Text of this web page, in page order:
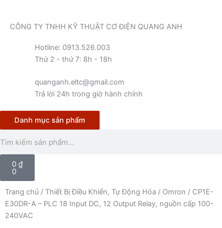
CÔNG TY TNHH KỸ THUẬT CƠ ĐIỆN QUANG ANH
Hotline: 0913.526.003
Thứ 2 - thứ 7: 8h - 18h
quanganh.eltc@gmail.com
Trả lời 24h trong giờ hành chính
Danh mục sản phẩm
kiếm
0 ₫
0
Cart
Trang chủ / Thiết Bị Điều Khiển, Tự Động Hóa / Omron / CP1E-
E30DR-A – PLC 18 Input DC, 12 Output Relay, nguồn cấp 100-
240VAC